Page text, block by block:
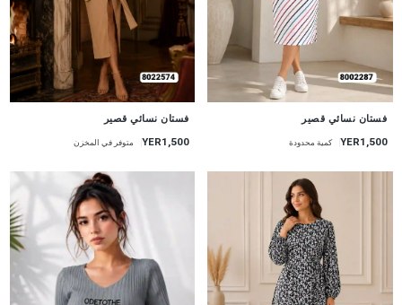
جديد
فستان نسائي قصير
YER1,500 كمية محدودة
جديد
فستان نسائي قصير
YER1,500 متوفر في المخزن